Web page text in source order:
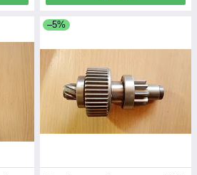
–5%